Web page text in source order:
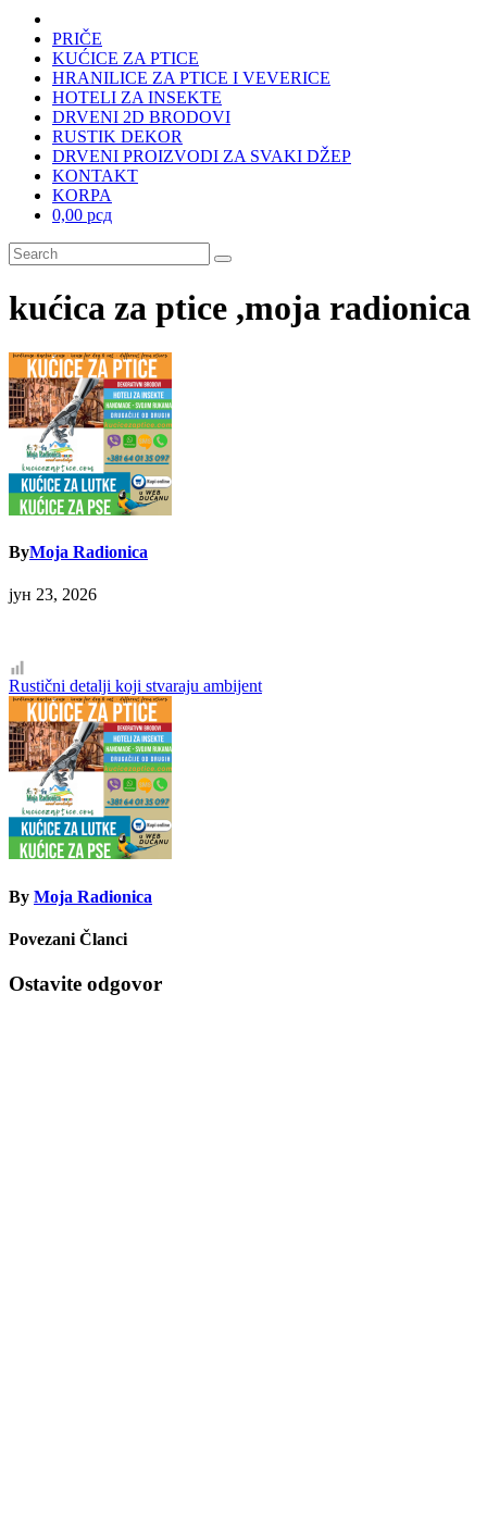
PRIČE
KUĆICE ZA PTICE
HRANILICE ZA PTICE I VEVERICE
HOTELI ZA INSEKTE
DRVENI 2D BRODOVI
RUSTIK DEKOR
DRVENI PROIZVODI ZA SVAKI DŽEP
KONTAKT
KORPA
0,00 рсд
kućica za ptice ,moja radionica
ByMoja Radionica
јун 23, 2026
Кретање
чланка
Rustični detalji koji stvaraju ambijent
By Moja Radionica
Povezani Članci
Ostavite odgovor